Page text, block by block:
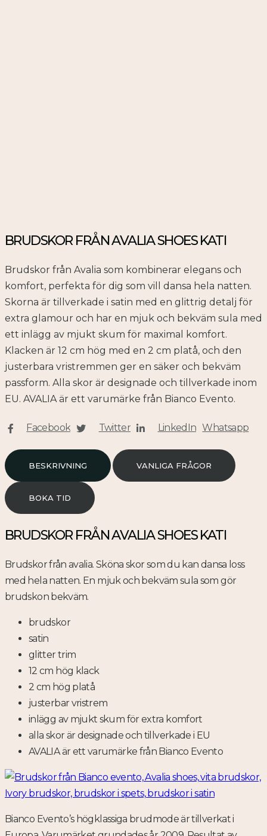
BRUDSKOR FRÅN AVALIA SHOES KATI
Brudskor från Avalia som kombinerar elegans och
komfort, perfekta för dig som vill dansa hela natten.
Skorna är tillverkade i satin med en glittrig detalj för
extra glamour och har en mjuk och bekväm sula med
ett inlägg av mjukt skum för maximal komfort.
Klacken är 12 cm hög med en 2 cm platå, och den
justerbara vristremmen ger en säker och bekväm
passform. Alla skor är designade och tillverkade inom
EU. AVALIA är ett varumärke från Bianco Evento.
Facebook Twitter LinkedIn Whatsapp
BESKRIVNING VANLIGA FRÅGOR
BOKA TID
BRUDSKOR FRÅN AVALIA SHOES KATI
Brudskor från avalia. Sköna skor som du kan dansa loss
med hela natten. En mjuk och bekväm sula som gör
brudskon bekväm.
brudskor
satin
glitter trim
12 cm hög klack
2 cm hög platå
justerbar vristrem
inlägg av mjukt skum för extra komfort
alla skor är designade och tillverkade i EU
AVALIA är ett varumärke från Bianco Evento
Bianco Evento’s högklassiga brudmode är tillverkat i